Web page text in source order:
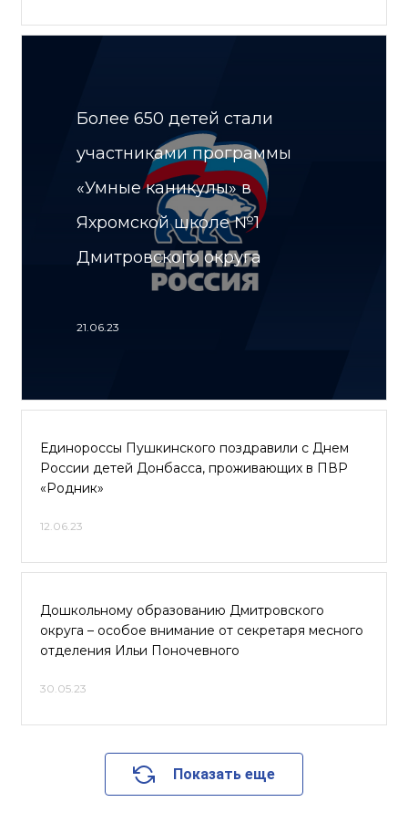
Более 650 детей стали
участниками программы
«Умные каникулы» в
Яхромской школе №1
Дмитровского округа
21.06.23
Единороссы Пушкинского поздравили с Днем
России детей Донбасса, проживающих в ПВР
«Родник»
12.06.23
Дошкольному образованию Дмитровского
округа – особое внимание от секретаря месного
отделения Ильи Поночевного
30.05.23
Показать еще